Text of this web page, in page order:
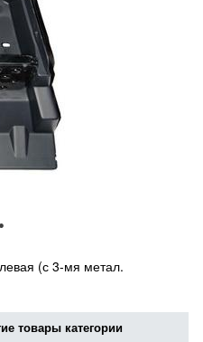
(с 3-мя метал.
товары категории